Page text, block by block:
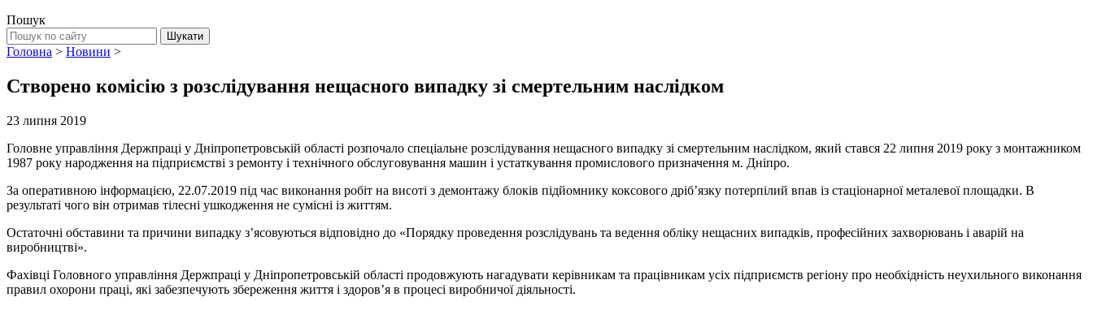
Пошук
Головна > Новини >
Створено комісію з розслідування нещасного випадку зі смертельним наслідком
23 липня 2019
Головне управління Держпраці у Дніпропетровській області розпочало спеціальне розслідування нещасного випадку зі смертельним наслідком, який стався 22 липня 2019 року з монтажником
1987 року народження на підприємстві з ремонту і технічного обслуговування машин і устаткування промислового призначення м. Дніпро.
За оперативною інформацією, 22.07.2019 під час виконання робіт на висоті з демонтажу блоків підйомнику коксового дріб’язку потерпілий впав із стаціонарної металевої площадки. В
результаті чого він отримав тілесні ушкодження не сумісні із життям.
Остаточні обставини та причини випадку з’ясовуються відповідно до «Порядку проведення розслідувань та ведення обліку нещасних випадків, професійних захворювань і аварій на
виробництві».
Фахівці Головного управління Держпраці у Дніпропетровській області продовжують нагадувати керівникам та працівникам усіх підприємств регіону про необхідність неухильного виконання
правил охорони праці, які забезпечують збереження життя і здоров’я в процесі виробничої діяльності.